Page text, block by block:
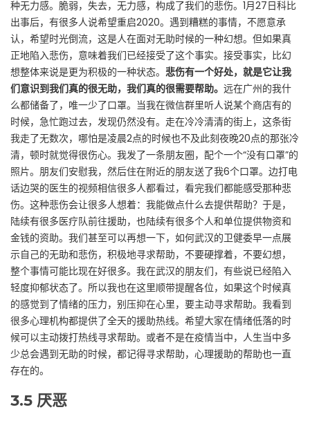
种无力感。脆弱，失去，无力感，构成了我们的悲伤。1月27日科比
出事后，有很多人说希望重启2020。遇到糟糕的事情，不愿意承
认，希望时光倒流，这是人在面对无助时候的一种幻想。但如果真
正地陷入悲伤，意味着我们已经接受了这个事实。接受事实，比幻
想整体来说是更为积极的一种状态。 悲伤有一个好处，就是它让我
们意识到我们真的很无助，我们真的很需要帮助。 远在广州的我什
么都储备了，唯一少了口罩。当我在微信群里听人说某个商店有的
时候，急忙跑过去，发现仍然没有。走在冷冷清清的街上，这条街
我走了无数次，哪怕是凌晨2点的时候也不及此刻夜晚20点的那张冷
清，顿时就觉得很伤心。我发了一条朋友圈，配个一个“没有口罩”的
照片。朋友们安慰我，然后住在附近的朋友送了我6个口罩。边打电
话边哭的医生的视频相信很多人都看过，看完我们都能感受那种悲
伤。这种悲伤会让很多人想着：我能做点什么去提供帮助？于是，
陆续有很多医疗队前往援助，也陆续有很多个人和单位提供物资和
金钱的资助。我们甚至可以再想一下，如何武汉的卫健委早一点展
示自己的无助和悲伤，积极地寻求帮助，不要硬撑着，不要幻想，
整个事情可能比现在好很多。我在武汉的朋友们，有些说已经陷入
轻度抑郁状态了。所以我也在这里顺带提醒各位，如果这个时候真
的感觉到了情绪的压力，别压抑在心里，要主动寻求帮助。我看到
很多心理机构都提供了全天的援助热线。希望大家在情绪低落的时
候可以主动拨打热线寻求帮助。或者不是在疫情当中，人生当中多
少总会遇到无助的时候，都记得寻求帮助，心理援助的帮助也一直
存在的。
3.5 厌恶